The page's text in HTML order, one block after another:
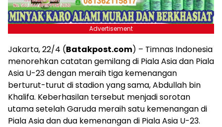
Advertisement
Jakarta, 22/4 (Batakpost.com) – Timnas Indonesia
menorehkan catatan gemilang di Piala Asia dan Piala
Asia U-23 dengan meraih tiga kemenangan
berturut-turut di stadion yang sama, Abdullah bin
Khalifa. Keberhasilan tersebut menjadi sorotan
utama setelah Garuda meraih satu kemenangan di
Piala Asia dan dua kemenangan di Piala Asia U-23.